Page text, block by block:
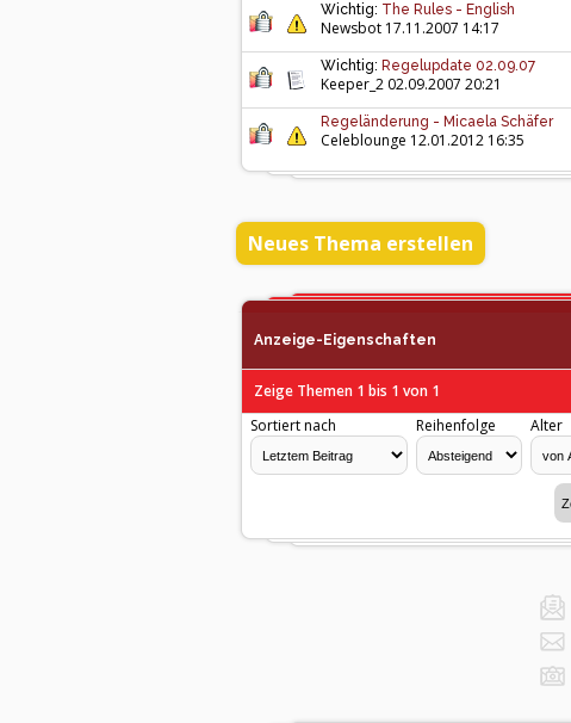
Wichtig: The Rules - English
Newsbot 17.11.2007 14:17
Wichtig: Regelupdate 02.09.07
Keeper_2 02.09.2007 20:21
Regeländerung - Micaela Schäfer
Celeblounge 12.01.2012 16:35
Neues Thema erstellen
Anzeige-Eigenschaften
Zeige Themen 1 bis 1 von 1
Sortiert nach
Reihenfolge Alter